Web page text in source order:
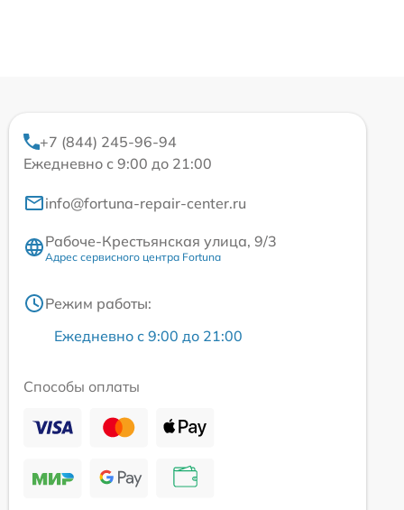
+7 (844) 245-96-94
Ежедневно с 9:00 до 21:00
info@fortuna-repair-center.ru
Рабоче-Крестьянская улица, 9/3
Адрес сервисного центра Fortuna
Режим работы:
Ежедневно с 9:00 до 21:00
Способы оплаты